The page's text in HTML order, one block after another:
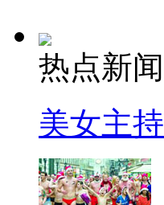
热点新闻
美女主